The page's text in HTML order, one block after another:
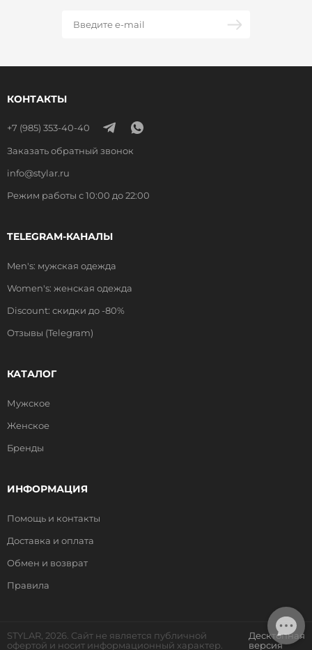
КОНТАКТЫ
+7 (985) 353-40-40
Заказать обратный звонок
info@stylar.ru
Режим работы с 10:00 до 22:00
TELEGRAM-КАНАЛЫ
Men's: мужская одежда
Women's: женская одежда
Discount: скидки до -80%
Отзывы (Telegram)
КАТАЛОГ
Мужское
Женское
Бренды
ИНФОРМАЦИЯ
Помощь и контакты
Доставка и оплата
Обмен и возврат
Правила
STYLAR, 2026. Сайт не является публичной
офертой и носит информационный характер.
Десктопная
версия